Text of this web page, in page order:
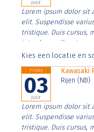
JULY
Lorem ipsum dolor sit
elit. Suspendisse
tristique. Duis cursus,
interdum nulla, ut
Aenean faucibus nibh
Kies een locatie en
Friday
03
JULY
Kawasaki
Rijen (NB)
Lorem ipsum dolor sit
elit. Suspendisse
tristique. Duis cursus,